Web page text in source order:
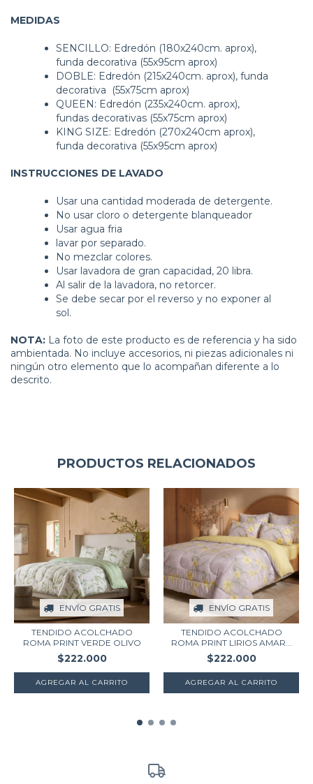
MEDIDAS
SENCILLO: Edredón (180x240cm. aprox),
funda decorativa (55x95cm aprox)
DOBLE: Edredón (215x240cm. aprox), funda
decorativa (55x75cm aprox)
QUEEN: Edredón (235x240cm. aprox),
fundas decorativas (55x75cm aprox)
KING SIZE: Edredón (270x240cm aprox),
funda decorativa (55x95cm aprox)
INSTRUCCIONES DE LAVADO
Usar una cantidad moderada de detergente.
No usar cloro o detergente blanqueador
Usar agua fria
lavar por separado.
No mezclar colores.
Usar lavadora de gran capacidad, 20 libra.
Al salir de la lavadora, no retorcer.
Se debe secar por el reverso y no exponer al
sol.
NOTA: La foto de este producto es de referencia y ha sido
ambientada. No incluye accesorios, ni piezas adicionales ni
ningún otro elemento que lo acompañan diferente a lo
descrito.
PRODUCTOS RELACIONADOS
ENVÍO GRATIS
TENDIDO ACOLCHADO
ROMA PRINT VERDE OLIVO
$222.000
AGREGAR AL CARRITO
ENVÍO GRATIS
TENDIDO ACOLCHADO
ROMA PRINT LIRIOS AMAR...
$222.000
AGREGAR AL CARRITO